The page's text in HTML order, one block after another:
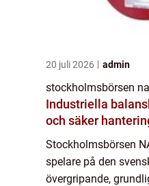
20 juli 2026 admin
stockholmsbörsen
Industriella
och säker
Stockholmsbörsen
spelare på den
övergripande,